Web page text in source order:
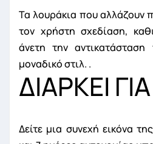
Τα λουράκια που αλλάζουν
τον χρήστη σχεδίαση,
άνετη την αντικατάσταση
μοναδικό στιλ. .
ΔΙΑΡΚΕΙ
Δείτε μια συνεχή εικόνα